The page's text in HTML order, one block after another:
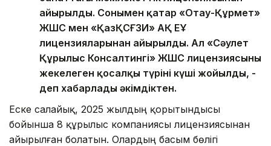
айырылды. Сонымен қатар «Отау-Құрмет»
ЖШС мен «ҚазҚСҒЗИ» АҚ ЕҰ
лицензияларынан айырылды. Ал «Сәулет
Құрылыс Консалтингі» ЖШС лицензиясының
жекелеген қосалқы түрінің күші жойылды, -
деп хабарлады әкімдіктен.
Еске салайық, 2025 жылдың қорытындысы
бойынша 8 құрылыс компаниясы лицензиясынан
айырылған болатын. Олардың басым бөлігі